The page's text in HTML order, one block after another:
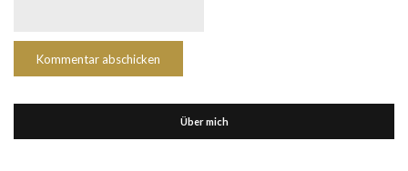
Über mich